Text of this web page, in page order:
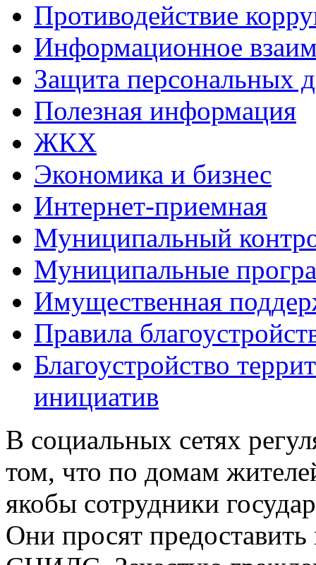
Противодействие
Информационное
Защита персональных
Полезная информация
ЖКХ
Экономика и бизнес
Интернет-приемная
Муниципальный
Муниципальные
Имущественная
Правила
Благоустройство
инициатив
В социальных сетях
том, что по домам
якобы сотрудники
Они просят